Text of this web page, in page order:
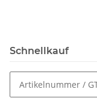
Schnellkauf